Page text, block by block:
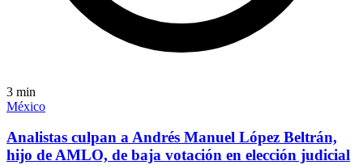
3 min
México
Analistas culpan a Andrés Manuel López Beltrán,
hijo de AMLO, de baja votación en elección judicial